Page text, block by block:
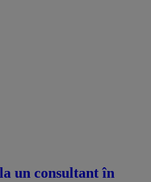
un consultant în